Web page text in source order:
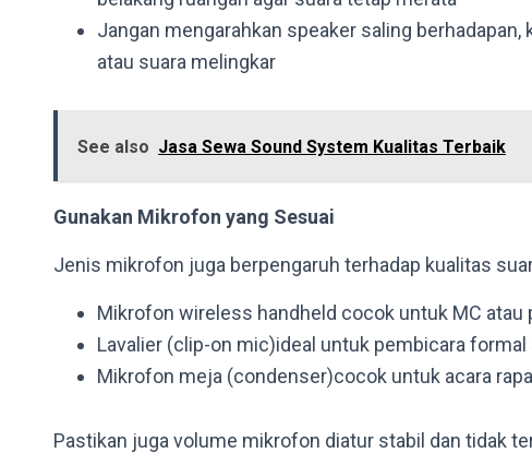
Jangan mengarahkan speaker saling
atau suara melingkar
See also Jasa Sewa Sound System Kualitas Terbaik
Gunakan Mikrofon yang Sesuai
Jenis mikrofon juga berpengaruh terhadap kualitas
Mikrofon wireless handheld cocok untuk MC atau
Lavalier (clip-on mic)ideal untuk pembicara formal
Mikrofon meja (condenser)cocok untuk acara
Pastikan juga volume mikrofon diatur stabil dan tidak